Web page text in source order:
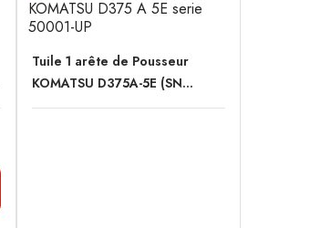
Tuile 1 arête de Pousseur
KOMATSU D375A-5E (SN...